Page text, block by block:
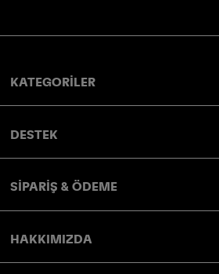
KATEGORİLER
DESTEK
SİPARİŞ & ÖDEME
HAKKIMIZDA